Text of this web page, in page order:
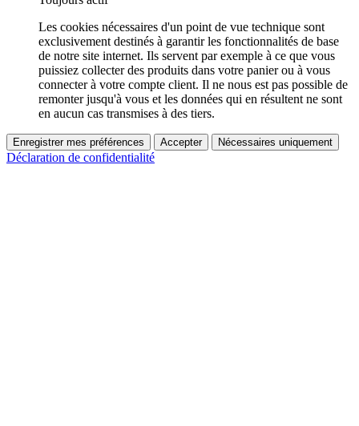
Les cookies nécessaires d'un point de vue technique sont
exclusivement destinés à garantir les fonctionnalités de base
de notre site internet. Ils servent par exemple à ce que vous
puissiez collecter des produits dans votre panier ou à vous
connecter à votre compte client. Il ne nous est pas possible de
remonter jusqu'à vous et les données qui en résultent ne sont
en aucun cas transmises à des tiers.
Enregistrer mes préférences Accepter Nécessaires uniquement
Déclaration de confidentialité